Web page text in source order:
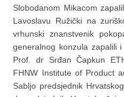
Slobodanom Mikacom
Lavoslavu Ružički na
vrhunski znanstvenik
generalnog konzula zapalili
Prof. dr Srđan Čapkun
FHNW Institute of Product
Sabljo predsjednik